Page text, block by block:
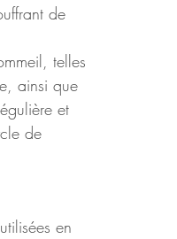
de
telles
ainsi que
et
de
en